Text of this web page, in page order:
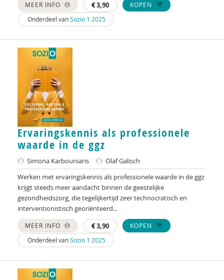
Claudia Claes
Leonie Cramer
Heleen Crul
Gioi D’Innocenzo
Trudy Dankers
Saskia Daru
Erik De Belie
Maria de Bie
Marlieke de Groot
Peter de Groot
Nicolien de Jong
MEER INFO €3,90
KOPEN
Onderdeel vanSozio 1 2025
Ervaringskennis als professionele
waarde in de ggz
Simona Karbouniaris
Olaf Galisch
Werken met ervaringskennis als professionele waarde in de ggz
krijgt steeds meer aandacht binnen de geestelijke
gezondheidszorg, die tegelijkertijd zeer technocratisch en
interventionistisch georiënteerd...
MEER INFO €3,90
KOPEN
Onderdeel vanSozio 1 2025